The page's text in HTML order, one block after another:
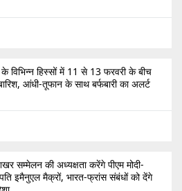
के विभिन्न हिस्सों में 11 से 13 फरवरी के बीच
आंधी-तूफान के साथ बर्फबारी का अलर्ट
सम्मेलन की अध्यक्षता करेंगे पीएम मोदी-
इमैनुएल मैक्रों, भारत-फ्रांस संबंधों को देंगे